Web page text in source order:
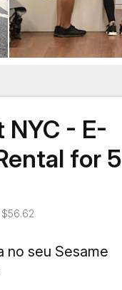
NYC - E-
for 5
no seu Sesame